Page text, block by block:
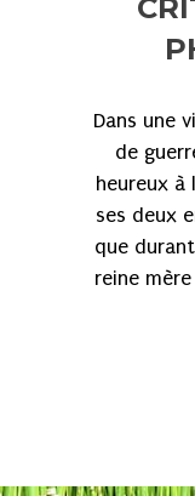
Dans une
de
heureux à
ses deux
que
reine